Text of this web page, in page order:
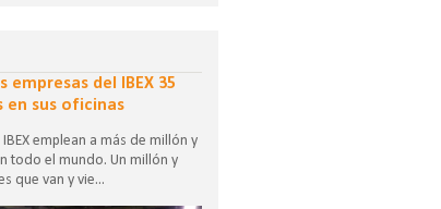
empresas del IBEX 35
en sus oficinas
emplean a más de millón y
todo el mundo. Un millón y
que van y vie...